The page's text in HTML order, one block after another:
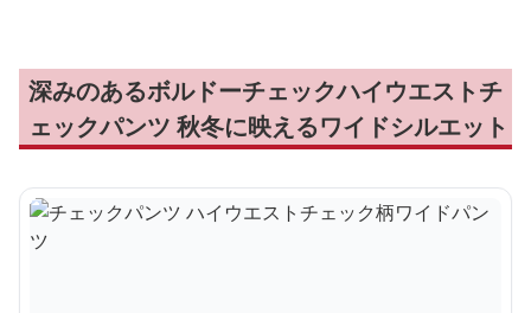
深みのあるボルドーチェックハイウエストチ
ェックパンツ 秋冬に映えるワイドシルエット